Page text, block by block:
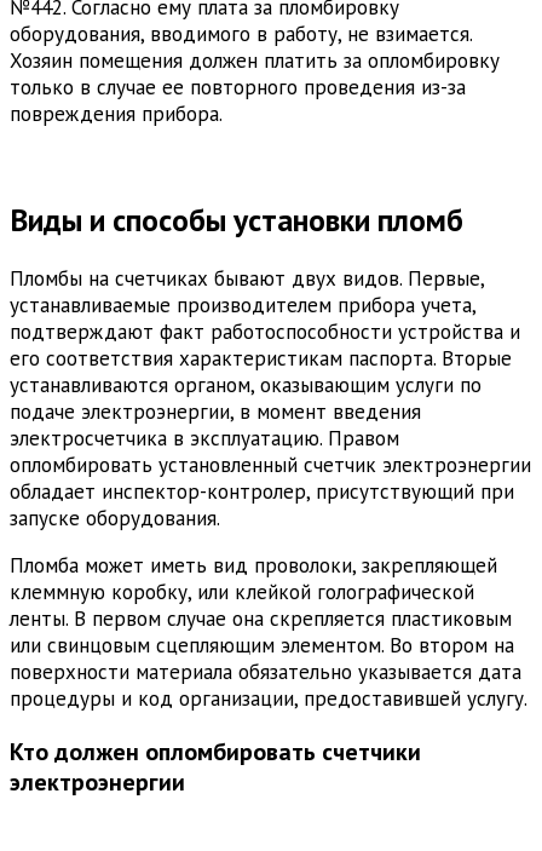
№442. Согласно ему плата за пломбировку
оборудования, вводимого в работу, не взимается.
Хозяин помещения должен платить за опломбировку
только в случае ее повторного проведения из-за
повреждения прибора.
Виды и способы установки пломб
Пломбы на счетчиках бывают двух видов. Первые,
устанавливаемые производителем прибора учета,
подтверждают факт работоспособности устройства и
его соответствия характеристикам паспорта. Вторые
устанавливаются органом, оказывающим услуги по
подаче электроэнергии, в момент введения
электросчетчика в эксплуатацию. Правом
опломбировать установленный счетчик электроэнергии
обладает инспектор-контролер, присутствующий при
запуске оборудования.
Пломба может иметь вид проволоки, закрепляющей
клеммную коробку, или клейкой голографической
ленты. В первом случае она скрепляется пластиковым
или свинцовым сцепляющим элементом. Во втором на
поверхности материала обязательно указывается дата
процедуры и код организации, предоставившей услугу.
Кто должен опломбировать счетчики
электроэнергии